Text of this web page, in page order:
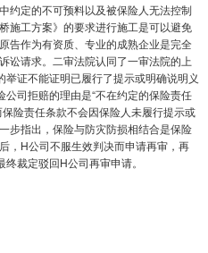
约定的不可预料以及被保险人无法控制
施工方案》的要求进行施工是可以避免
告作为有资质、专业的成熟企业是完全
讼请求。二审法院认同了一审法院的上
证不能证明已履行了提示或明确说明义
司拒赔的理由是“不在约定的保险责任
险责任条款不会因保险人未履行提示或
步指出，保险与防灾防损相结合是保险
，H公司不服生效判决而申请再审，再
裁定驳回H公司再审申请。